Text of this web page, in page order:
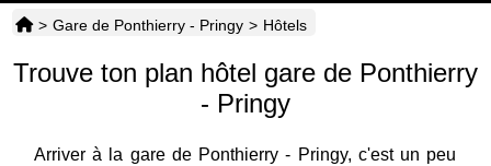
Horaires
> Gare de Ponthierry - Pringy > Hôtels
Trouve ton plan hôtel gare de Ponthierry
- Pringy
Arriver à la gare de Ponthierry - Pringy, c'est un peu